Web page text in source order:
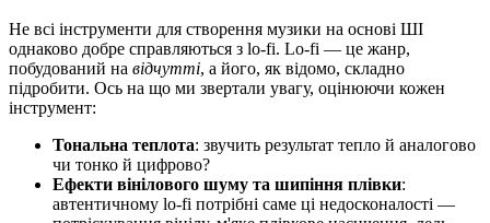
Не всі інструменти для створення музики на основі ШІ
однаково добре справляються з lo-fi. Lo-fi — це жанр,
побудований на відчутті, а його, як відомо, складно
підробити. Ось на що ми звертали увагу, оцінюючи кожен
інструмент:
Тональна теплота: звучить результат тепло й аналогово
чи тонко й цифрово?
Ефекти вінілового шуму та шипіння плівки:
автентичному lo-fi потрібні саме ці недосконалості —